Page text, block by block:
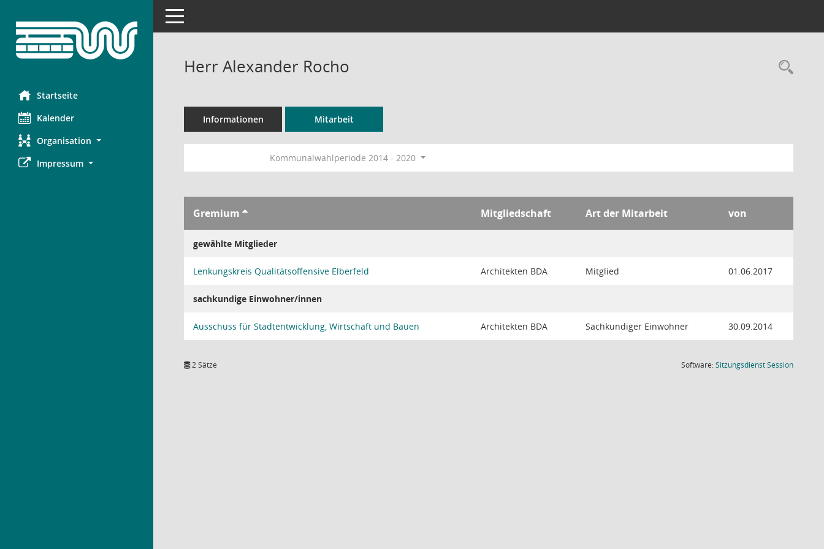
Startseite
Kalender
Organisation
Impressum
Toggle navigation
Herr Alexander Rocho
Informationen Mitarbeit
Kommunalwahlperiode 2014 - 2020
Gremium Mitgliedschaft Art der Mitarbeit von
gewählte Mitglieder
Lenkungskreis Qualitätsoffensive Elberfeld Architekten BDA Mitglied 01.06.2017
sachkundige Einwohner/innen
Ausschuss für Stadtentwicklung, Wirtschaft und Bauen Architekten BDA Sachkundiger Einwohner 30.09.2014
2 Sätze Software:SitzungsdienstSession(Wird in